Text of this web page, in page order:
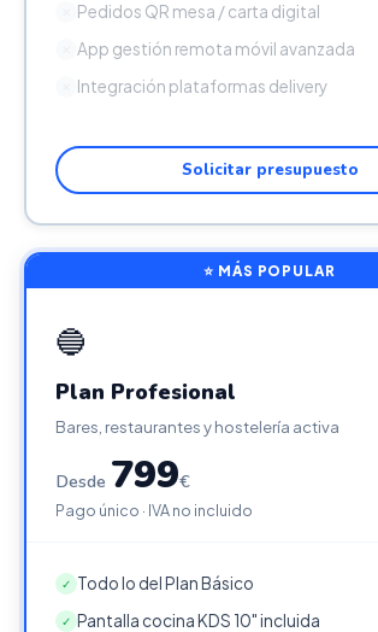
Pedidos QR mesa / carta digital
App gestión remota móvil avanzada
Integración plataformas delivery
Solicitar presupuesto
⭐ MÁS POPULAR
🔵
Plan Profesional
Bares, restaurantes y hostelería activa
Desde 799€
Pago único · IVA no incluido
✓ Todo lo del Plan Básico
✓ Pantalla cocina KDS 10" incluida